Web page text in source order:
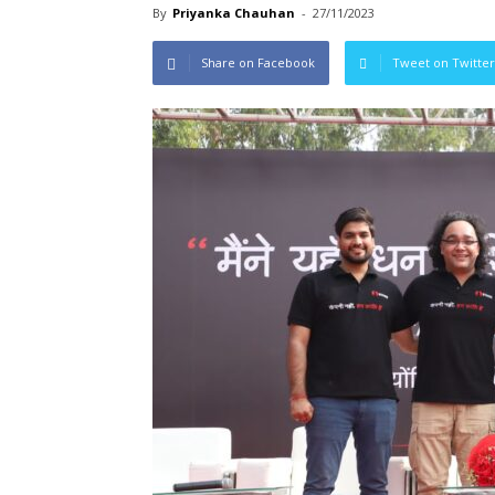
By Priyanka Chauhan - 27/11/2023
Share on Facebook Tweet on Twitter